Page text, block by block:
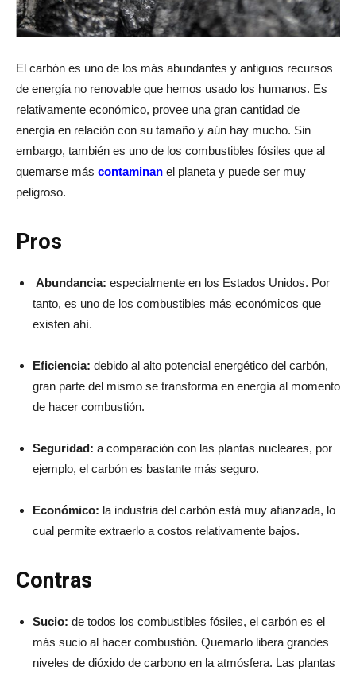
El carbón es uno de los más abundantes y antiguos recursos
de energía no renovable que hemos usado los humanos. Es
relativamente económico, provee una gran cantidad de
energía en relación con su tamaño y aún hay mucho. Sin
embargo, también es uno de los combustibles fósiles que al
quemarse más contaminan el planeta y puede ser muy
peligroso.
Pros
Abundancia: especialmente en los Estados Unidos. Por
tanto, es uno de los combustibles más económicos que
existen ahí.
Eficiencia: debido al alto potencial energético del carbón,
gran parte del mismo se transforma en energía al momento
de hacer combustión.
Seguridad: a comparación con las plantas nucleares, por
ejemplo, el carbón es bastante más seguro.
Económico: la industria del carbón está muy afianzada, lo
cual permite extraerlo a costos relativamente bajos.
Contras
Sucio: de todos los combustibles fósiles, el carbón es el
más sucio al hacer combustión. Quemarlo libera grandes
niveles de dióxido de carbono en la atmósfera. Las plantas